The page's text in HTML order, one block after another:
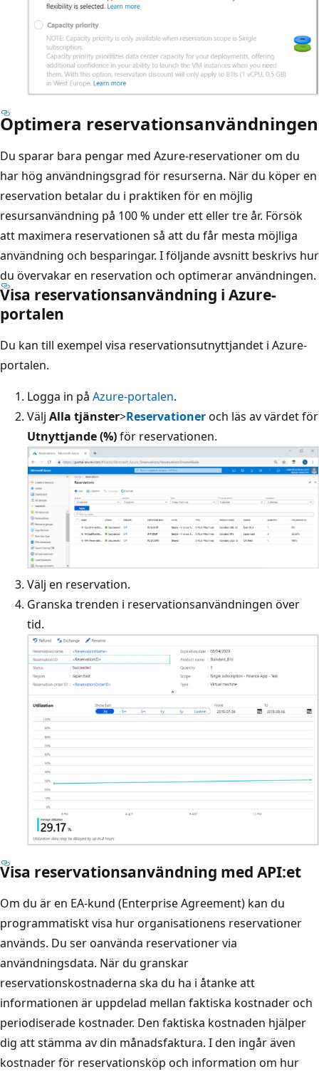
Optimera reservationsanvändningen
Du sparar bara pengar med Azure-reservationer om du
har hög användningsgrad för resurserna. När du köper en
reservation betalar du i praktiken för en möjlig
resursanvändning på 100 % under ett eller tre år. Försök
att maximera reservationen så att du får mesta möjliga
användning och besparingar. I följande avsnitt beskrivs hur
du övervakar en reservation och optimerar användningen.
Visa reservationsanvändning i Azure-
portalen
Du kan till exempel visa reservationsutnyttjandet i Azure-
portalen.
Logga in på Azure-portalen.
Välj Alla tjänster>Reservationeroch läs av värdet för
Utnyttjande (%)för reservationen.
Välj en reservation.
Granska trenden i reservationsanvändningen över
tid.
Visa reservationsanvändning med API:et
Om du är en EA-kund (Enterprise Agreement) kan du
programmatiskt visa hur organisationens reservationer
används. Du ser oanvända reservationer via
användningsdata. När du granskar
reservationskostnaderna ska du ha i åtanke att
informationen är uppdelad mellan faktiska kostnader och
periodiserade kostnader. Den faktiska kostnaden hjälper
dig att stämma av din månadsfaktura. I den ingår även
kostnader för reservationsköp och information om hur